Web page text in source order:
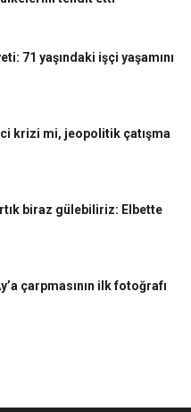
71 yaşındaki işçi yaşamını
krizi mi, jeopolitik çatışma
biraz gülebiliriz: Elbette
çarpmasının ilk fotoğrafı